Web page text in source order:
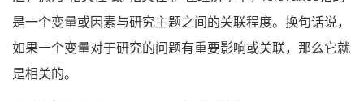
是一个变量或因素与研究主题之间的关联程度。换句话说，
如果一个变量对于研究的问题有重要影响或关联，那么它就
是相关的。